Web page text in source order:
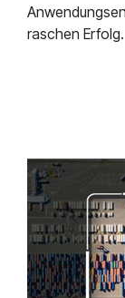
raschen Erfolg.